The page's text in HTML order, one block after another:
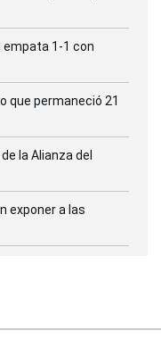
1-1 con
que permaneció 21
la Alianza del
exponer a las